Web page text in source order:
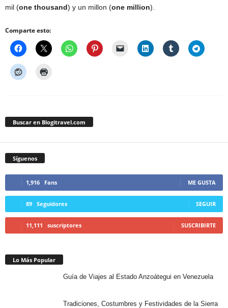
mil (one thousand) y un millon (one million).
Comparte esto:
Buscar en Blogitravel.com
Síguenos
1,916 Fans ME GUSTA
89 Seguidores SEGUIR
11,111 suscriptores SUSCRIBIRTE
Lo Más Popular
Guía de Viajes al Estado Anzoátegui en Venezuela
Tradiciones, Costumbres y Festividades de la Sierra